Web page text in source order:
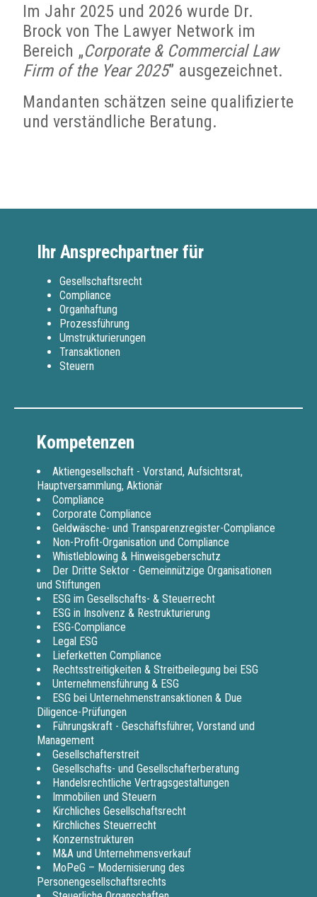
Im Jahr 2025 und 2026 wurde Dr.
Brock von The Lawyer Network im
Bereich „Corporate & Commercial Law
Firm of the Year 2025” ausgezeichnet.
Mandanten schätzen seine qualifizierte
und verständliche Beratung.
Ihr Ansprechpartner für
Gesellschaftsrecht
Compliance
Organhaftung
Prozessführung
Umstrukturierungen
Transaktionen
Steuern
Kompetenzen
Aktiengesellschaft - Vorstand, Aufsichtsrat,
Hauptversammlung, Aktionär
Compliance
Corporate Compliance
Geldwäsche- und Transparenzregister-Compliance
Non-Profit-Organisation und Compliance
Whistleblowing & Hinweisgeberschutz
Der Dritte Sektor - Gemeinnützige Organisationen
und Stiftungen
ESG im Gesellschafts- & Steuerrecht
ESG in Insolvenz & Restrukturierung
ESG-Compliance
Legal ESG
Lieferketten Compliance
Rechtsstreitigkeiten & Streitbeilegung bei ESG
Unternehmensführung & ESG
ESG bei Unternehmenstransaktionen & Due
Diligence-Prüfungen
Führungskraft - Geschäftsführer, Vorstand und
Management
Gesellschafterstreit
Gesellschafts- und Gesellschafterberatung
Handelsrechtliche Vertragsgestaltungen
Immobilien und Steuern
Kirchliches Gesellschaftsrecht
Kirchliches Steuerrecht
Konzernstrukturen
M&A und Unternehmensverkauf
MoPeG – Modernisierung des
Personengesellschaftsrechts